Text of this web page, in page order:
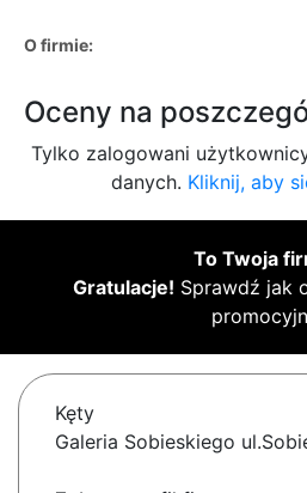
O firmie:
Oceny na
Tylko zalogowani
danych. Kliknij, aby
To Twoja
Gratulacje! Sprawdź jak
Kęty
Galeria Sobieskiego